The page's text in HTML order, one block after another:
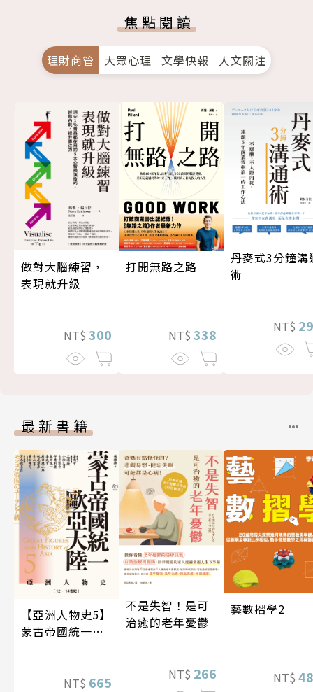
焦點閱讀
理財商管 大眾心理 文學快報 人文關注
做對大腦練習，
表現就升級
NT$ 300
打開無路之路
NT$ 338
丹麥式3分鐘溝
術
NT$
最新書籍
【亞洲人物史5】
蒙古帝國統一歐
NT$ 665
不是失智！是可
治癒的老年憂鬱
NT$ 266
藝數摺學2
NT$